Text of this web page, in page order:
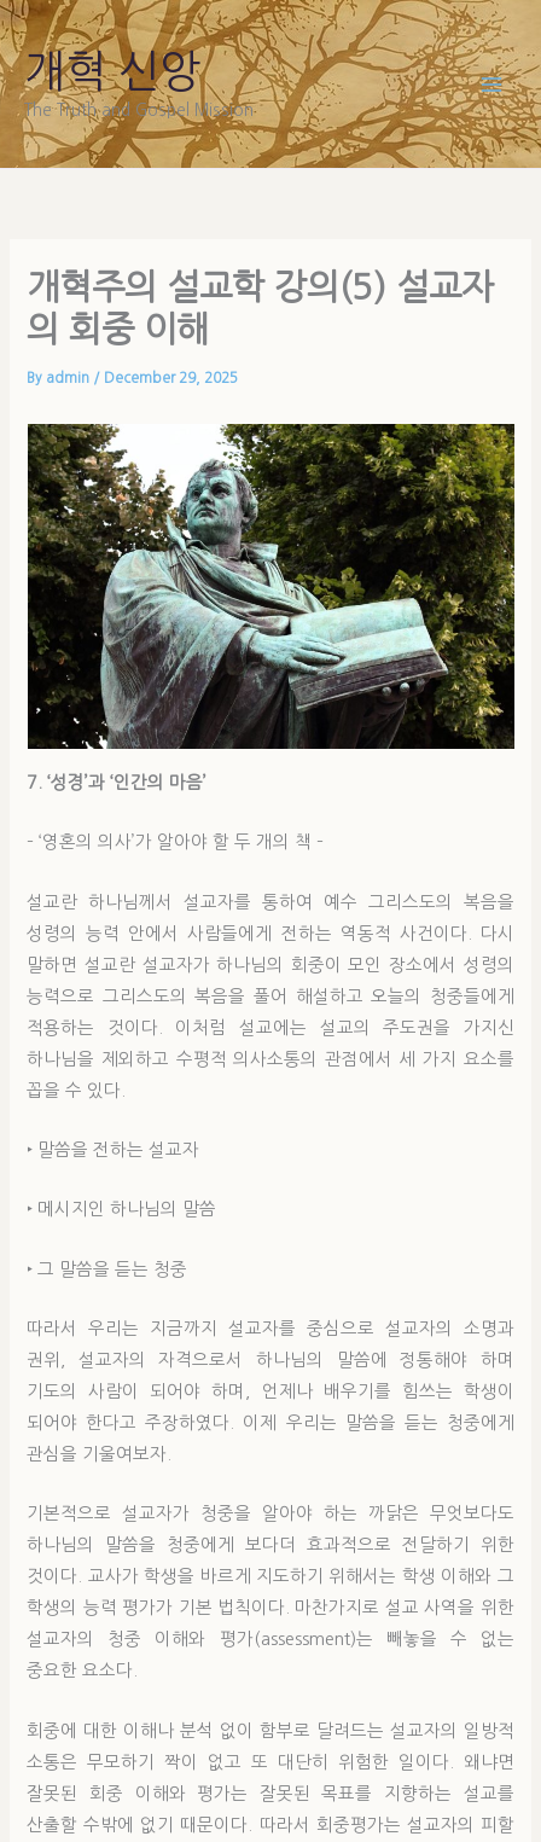
Skip
to
content
개혁 신앙
The Truth and Gospel Mission
개혁주의 설교학 강의(5) 설교자
의 회중 이해
By admin / December 29, 2025
7. ‘성경’과 ‘인간의 마음’
– ‘영혼의 의사’가 알아야 할 두 개의 책 –
설교란 하나님께서 설교자를 통하여 예수 그리스도의 복음을
성령의 능력 안에서 사람들에게 전하는 역동적 사건이다. 다시
말하면 설교란 설교자가 하나님의 회중이 모인 장소에서 성령의
능력으로 그리스도의 복음을 풀어 해설하고 오늘의 청중들에게
적용하는 것이다. 이처럼 설교에는 설교의 주도권을 가지신
하나님을 제외하고 수평적 의사소통의 관점에서 세 가지 요소를
꼽을 수 있다.
‣ 말씀을 전하는 설교자
‣ 메시지인 하나님의 말씀
‣ 그 말씀을 듣는 청중
따라서 우리는 지금까지 설교자를 중심으로 설교자의 소명과
권위, 설교자의 자격으로서 하나님의 말씀에 정통해야 하며
기도의 사람이 되어야 하며, 언제나 배우기를 힘쓰는 학생이
되어야 한다고 주장하였다. 이제 우리는 말씀을 듣는 청중에게
관심을 기울여보자.
기본적으로 설교자가 청중을 알아야 하는 까닭은 무엇보다도
하나님의 말씀을 청중에게 보다더 효과적으로 전달하기 위한
것이다. 교사가 학생을 바르게 지도하기 위해서는 학생 이해와 그
학생의 능력 평가가 기본 법칙이다. 마찬가지로 설교 사역을 위한
설교자의 청중 이해와 평가(assessment)는 빼놓을 수 없는
중요한 요소다.
회중에 대한 이해나 분석 없이 함부로 달려드는 설교자의 일방적
소통은 무모하기 짝이 없고 또 대단히 위험한 일이다. 왜냐면
잘못된 회중 이해와 평가는 잘못된 목표를 지향하는 설교를
산출할 수밖에 없기 때문이다. 따라서 회중평가는 설교자의 피할